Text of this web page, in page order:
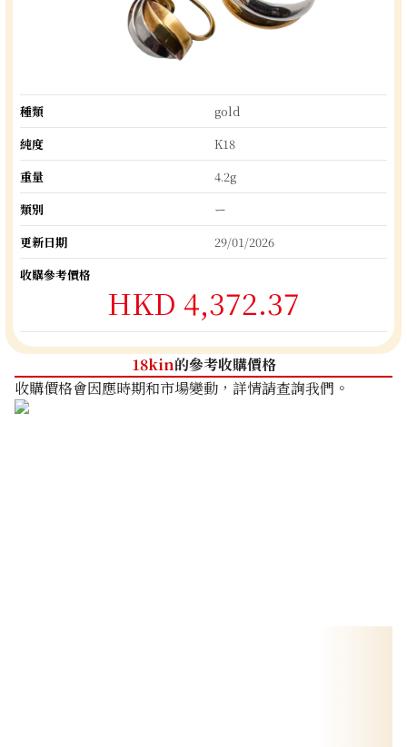
種類
gold
純度
K18
重量
4.2g
類別
ー
更新日期
29/01/2026
收購參考價格
HKD 4,372.37
18kin的參考收購價格
收購價格會因應時期和市場變動，詳情請查詢我們。